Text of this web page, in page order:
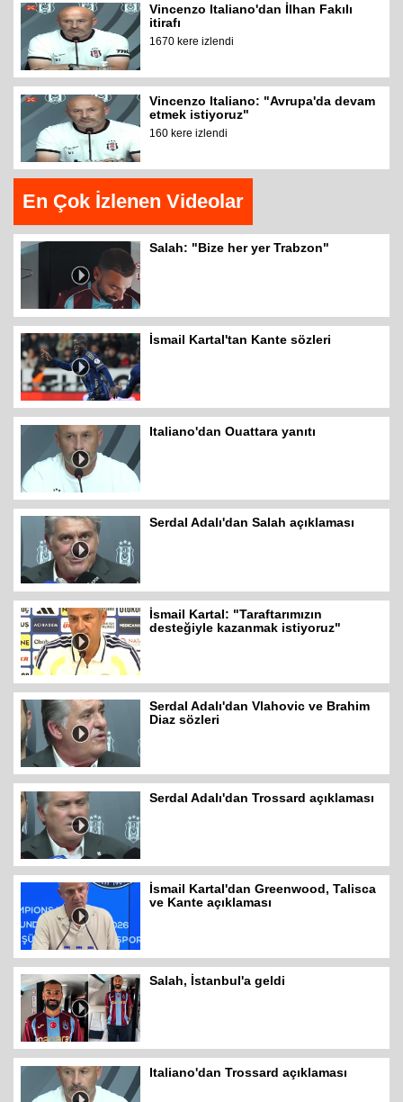
Vincenzo Italiano'dan İlhan Fakılı
itirafı
1670 kere izlendi
Vincenzo Italiano: "Avrupa'da devam
etmek istiyoruz"
160 kere izlendi
En Çok İzlenen Videolar
Salah: "Bize her yer Trabzon"
İsmail Kartal'tan Kante sözleri
Italiano'dan Ouattara yanıtı
Serdal Adalı'dan Salah açıklaması
İsmail Kartal: "Taraftarımızın
desteğiyle kazanmak istiyoruz"
Serdal Adalı'dan Vlahovic ve Brahim
Diaz sözleri
Serdal Adalı'dan Trossard açıklaması
İsmail Kartal'dan Greenwood, Talisca
ve Kante açıklaması
Salah, İstanbul'a geldi
Italiano'dan Trossard açıklaması